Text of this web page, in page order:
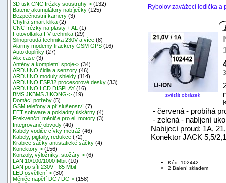
3D tisk CNC frézky soustruhy-> (132)
Baterie akumulátory nabíječky (125)
Bezpečnostní kamery (3)
Chytrá smart klika (2)
CNC frézky na plasty + AL
(1)
Fotovoltaika FV technika (29)
Silnoproudá technika 230V a více (8)
Alarmy modemy trackery GSM GPS (16)
Auto doplňky (27)
Alix case (3)
Antény a kompletní spoje-> (34)
ARDUINO čidla a senzory (46)
ARDUINO moduly shieldy (114)
ARDUINO ESP32 procesorové desky (33)
ARDUINO LCD DISPLAY (16)
BMS JKBMS JIKONG-> (19)
Domácí potřeby (5)
GSM telefony a příslušenství (7)
EET software a pokladny tiskárny (4)
Frekvenční měniče pro el. motory (3)
Integrované obvody (40)
Kabely vodiče cívky metráž (46)
Kabely, pigtaily, redukce (72)
Krabice sáčky antistatické sáčky (4)
Konektory-> (156)
Konzoly, výložníky, stožáry-> (6)
LAN 10/100/1000 Mbit (10)
LAN po síti 230V - 85 Mbit
LED osvětlení-> (30)
Měniče napětí DC / DC-> (158)
Rybolov zavážecí lodička a
zvětšit obrázek
- červená - probíhá
- zelená - nabíjení
Nabíjecí proud: 1A,
Konektor JACK 5,5/
Kód: 102442
2 Balení skladem